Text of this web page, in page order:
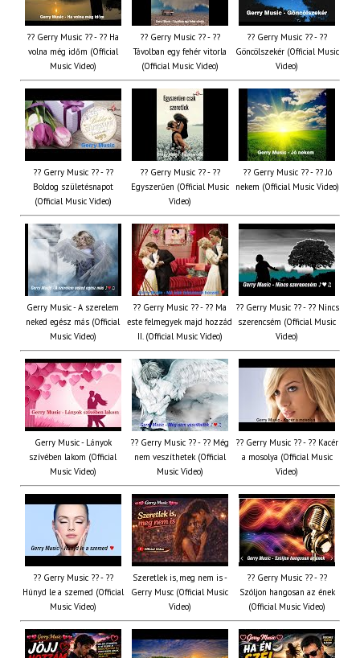
?? Gerry Music ?? - ?? Ha
volna még időm (Official
Music Video)
?? Gerry Music ?? - ??
Távolban egy fehér vitorla
(Official Music Video)
?? Gerry Music ?? - ??
Göncölszekér (Official Music
Video)
?? Gerry Music ?? - ??
Boldog születésnapot
(Official Music Video)
?? Gerry Music ?? - ??
Egyszerűen (Official Music
Video)
?? Gerry Music ?? - ?? Jó
nekem (Official Music Video)
Gerry Music - A szerelem
neked egész más (Official
Music Video)
?? Gerry Music ?? - ?? Ma
este felmegyek majd hozzád
II. (Official Music Video)
?? Gerry Music ?? - ?? Nincs
szerencsém (Official Music
Video)
Gerry Music - Lányok
szívében lakom (Official
Music Video)
?? Gerry Music ?? - ?? Még
nem veszíthetek (Official
Music Video)
?? Gerry Music ?? - ?? Kacér
a mosolya (Official Music
Video)
?? Gerry Music ?? - ??
Húnyd le a szemed (Official
Music Video)
Szeretlek is, meg nem is -
Gerry Musc (Official Music
Video)
?? Gerry Music ?? - ??
Szóljon hangosan az ének
(Official Music Video)